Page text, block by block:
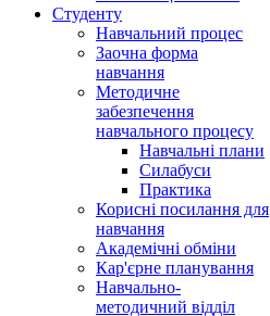
Студенту
Навчальний процес
Заочна форма
навчання
Методичне
забезпечення
навчального процесу
Навчальні плани
Силабуси
Практика
Корисні посилання для
навчання
Академічні обміни
Кар'єрне планування
Навчально-
методичний відділ